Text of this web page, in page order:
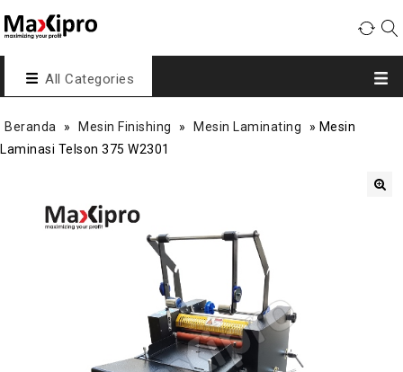
All Categories
Beranda » Mesin Finishing » Mesin Laminating » Mesin
Laminasi Telson 375 W2301